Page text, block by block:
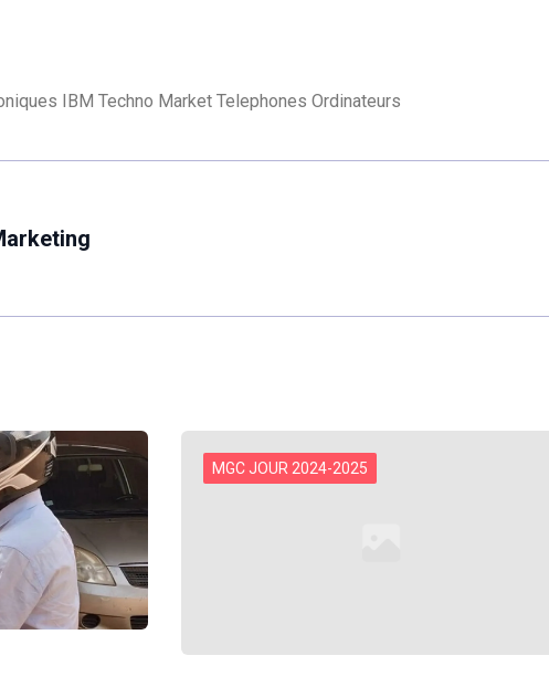
IBM Techno Market Telephones Ordinateurs
MGC JOUR 2024-2025